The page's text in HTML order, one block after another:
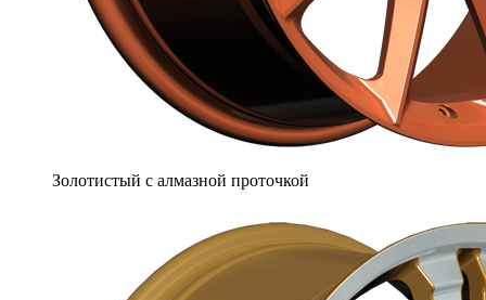
Золотистый с алмазной проточкой